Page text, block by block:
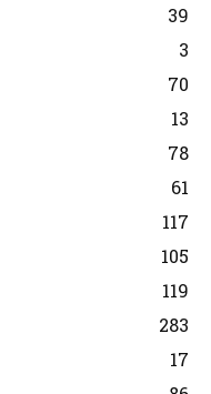
39
3
70
13
78
61
117
105
119
283
17